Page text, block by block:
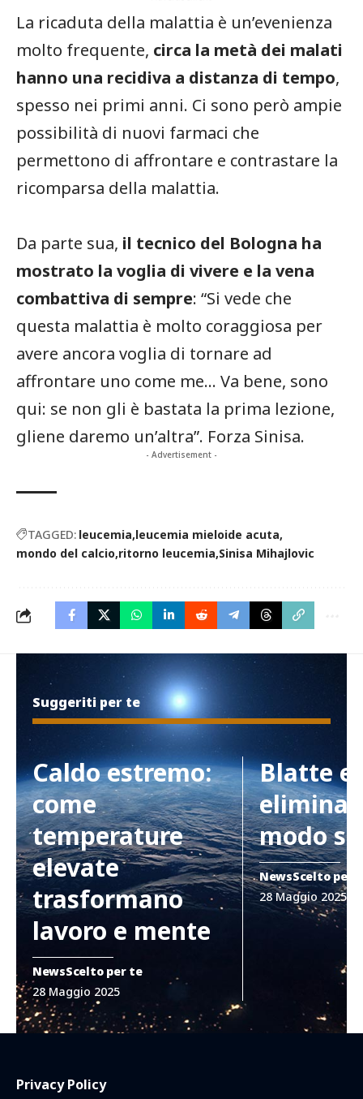
La ricaduta della malattia è un’evenienza
molto frequente, circa la metà dei malati
hanno una recidiva a distanza di tempo,
spesso nei primi anni. Ci sono però ampie
possibilità di nuovi farmaci che
permettono di affrontare e contrastare la
ricomparsa della malattia.
Da parte sua, il tecnico del Bologna ha
mostrato la voglia di vivere e la vena
combattiva di sempre: “Si vede che
questa malattia è molto coraggiosa per
avere ancora voglia di tornare ad
affrontare uno come me… Va bene, sono
qui: se non gli è bastata la prima lezione,
gliene daremo un’altra”. Forza Sinisa.
- Advertisement -
TAGGED: leucemia leucemia mieloide acuta
mondo del calcio ritorno leucemia Sinisa Mihajlovic
Suggeriti per te
Caldo estremo:
come
temperature
elevate
trasformano
lavoro e mente
NewsScelto per te
28 Maggio 2025
Blatte e
modo
NewsScelto per
28 Maggio 2025
Privacy Policy